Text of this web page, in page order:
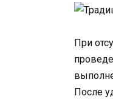
При
После